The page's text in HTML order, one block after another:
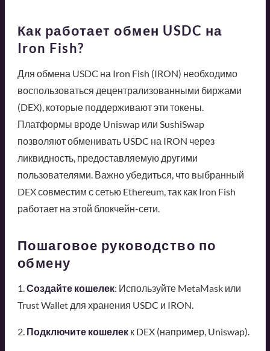
Как работает обмен USDC на
Iron Fish?
Для обмена USDC на Iron Fish (IRON) необходимо
воспользоваться децентрализованными биржами
(DEX), которые поддерживают эти токены.
Платформы вроде Uniswap или SushiSwap
позволяют обменивать USDC на IRON через
ликвидность, предоставляемую другими
пользователями. Важно убедиться, что выбранный
DEX совместим с сетью Ethereum, так как Iron Fish
работает на этой блокчейн-сети.
Пошаговое руководство по
обмену
1. Создайте кошелек: Используйте MetaMask или
Trust Wallet для хранения USDC и IRON.
2. Подключите кошелекк DEX (например, Uniswap).